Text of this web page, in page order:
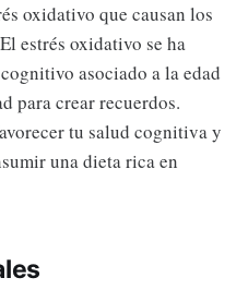
oxidativo que causan los
estrés oxidativo se ha
asociado a la edad
para crear recuerdos.
tu salud cognitiva y
una dieta rica en